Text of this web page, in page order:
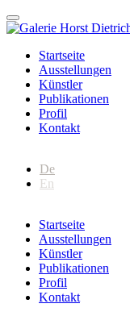
Startseite
Ausstellungen
Künstler
Publikationen
Profil
Kontakt
De
En
Startseite
Ausstellungen
Künstler
Publikationen
Profil
Kontakt